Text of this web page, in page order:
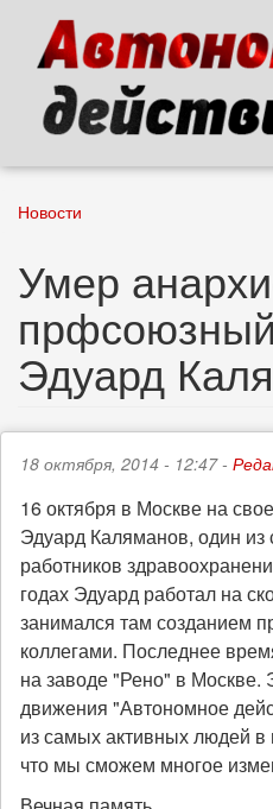
основному
содержанию
Новости
Умер
Эдуард
18 октября, 2014 - 12:47 -
16 октября в Москве на
Эдуард Каляманов, один
работников
годах Эдуард работал на
занимался там созданием
коллегами. Последнее
на заводе "Рено" в Москве.
движения "Автономное
из самых активных людей
что мы сможем многое